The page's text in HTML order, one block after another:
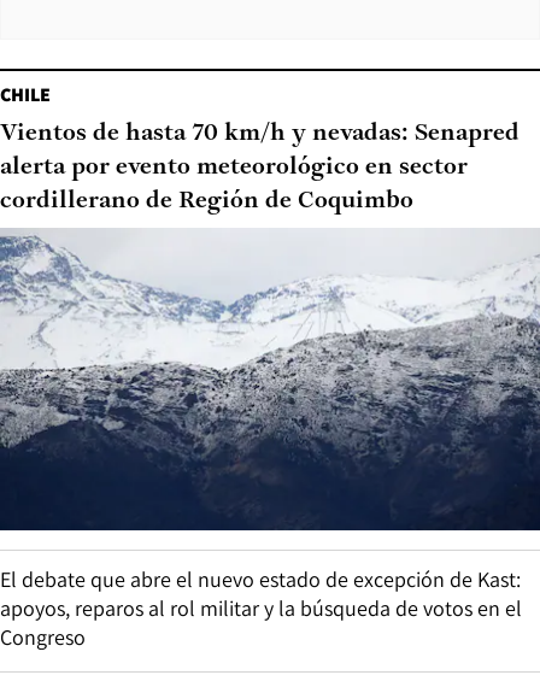
CHILE
Vientos de hasta 70 km/h y nevadas: Senapred
alerta por evento meteorológico en sector
cordillerano de Región de Coquimbo
El debate que abre el nuevo estado de excepción de Kast:
apoyos, reparos al rol militar y la búsqueda de votos en el
Congreso